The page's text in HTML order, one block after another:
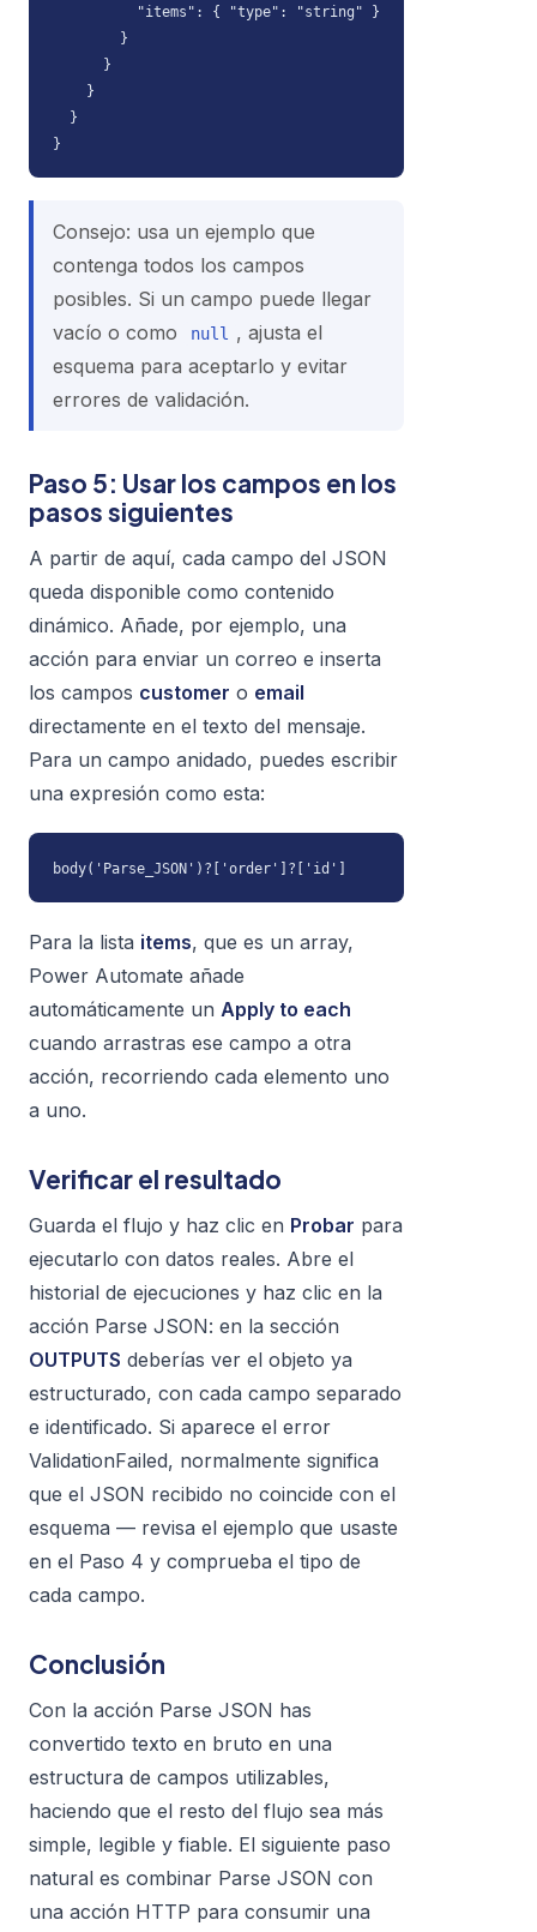
          "items": { "type": "string" }
        }
      }
    }
  }
}
Consejo: usa un ejemplo que
contenga todos los campos
posibles. Si un campo puede llegar
vacío o como
null
, ajusta el
esquema para aceptarlo y evitar
errores de validación.
Paso 5: Usar los campos en los
pasos siguientes
A partir de aquí, cada campo del JSON
queda disponible como contenido
dinámico. Añade, por ejemplo, una
acción para enviar un correo e inserta
los campos customer o email
directamente en el texto del mensaje.
Para un campo anidado, puedes escribir
una expresión como esta:
body('Parse_JSON')?['order']?['id']
Para la lista items, que es un array,
Power Automate añade
automáticamente un Apply to each
cuando arrastras ese campo a otra
acción, recorriendo cada elemento uno
a uno.
Verificar el resultado
Guarda el flujo y haz clic en Probar para
ejecutarlo con datos reales. Abre el
historial de ejecuciones y haz clic en la
acción Parse JSON: en la sección
OUTPUTS deberías ver el objeto ya
estructurado, con cada campo separado
e identificado. Si aparece el error
ValidationFailed, normalmente significa
que el JSON recibido no coincide con el
esquema — revisa el ejemplo que usaste
en el Paso 4 y comprueba el tipo de
cada campo.
Conclusión
Con la acción Parse JSON has
convertido texto en bruto en una
estructura de campos utilizables,
haciendo que el resto del flujo sea más
simple, legible y fiable. El siguiente paso
natural es combinar Parse JSON con
una acción HTTP para consumir una